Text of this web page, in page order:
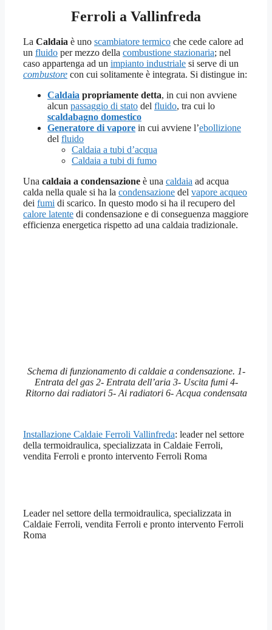
Ferroli a Vallinfreda
La Caldaia è uno scambiatore termico che cede calore ad
un fluido per mezzo della combustione stazionaria; nel
caso appartenga ad un impianto industriale si serve di un
combustore con cui solitamente è integrata. Si distingue in:
Caldaia propriamente detta, in cui non avviene
alcun passaggio di stato del fluido, tra cui lo
scaldabagno domestico
Generatore di vapore in cui avviene l’ebollizione
del fluido
Caldaia a tubi d’acqua
Caldaia a tubi di fumo
Una caldaia a condensazione è una caldaia ad acqua
calda nella quale si ha la condensazione del vapore acqueo
dei fumi di scarico. In questo modo si ha il recupero del
calore latente di condensazione e di conseguenza maggiore
efficienza energetica rispetto ad una caldaia tradizionale.
Schema di funzionamento di caldaie a condensazione. 1-
Entrata del gas 2- Entrata dell’aria 3- Uscita fumi 4-
Ritorno dai radiatori 5- Ai radiatori 6- Acqua condensata
Installazione Caldaie Ferroli Vallinfreda: leader nel settore
della termoidraulica, specializzata in Caldaie Ferroli,
vendita Ferroli e pronto intervento Ferroli Roma
Leader nel settore della termoidraulica, specializzata in
Caldaie Ferroli, vendita Ferroli e pronto intervento Ferroli
Roma